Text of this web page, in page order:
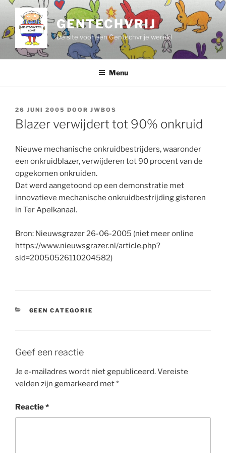
de
inhoud
GENTECHVRIJ
De site voor een Gentechvrije wereld
Menu
GEPLAATST
OP
26 JUNI 2005 DOOR JWBOS
Blazer verwijdert tot 90% onkruid
Nieuwe mechanische onkruidbestrijders, waaronder
een onkruidblazer, verwijderen tot 90 procent van de
opgekomen onkruiden.
Dat werd aangetoond op een demonstratie met
innovatieve mechanische onkruidbestrijding gisteren
in Ter Apelkanaal.
Bron: Nieuwsgrazer 26-06-2005 (niet meer online
https://www.nieuwsgrazer.nl/article.php?
sid=20050526110204582)
CATEGORIEËN
GEEN CATEGORIE
Geef een reactie
Je e-mailadres wordt niet gepubliceerd.Vereiste
velden zijn gemarkeerd met*
Reactie*